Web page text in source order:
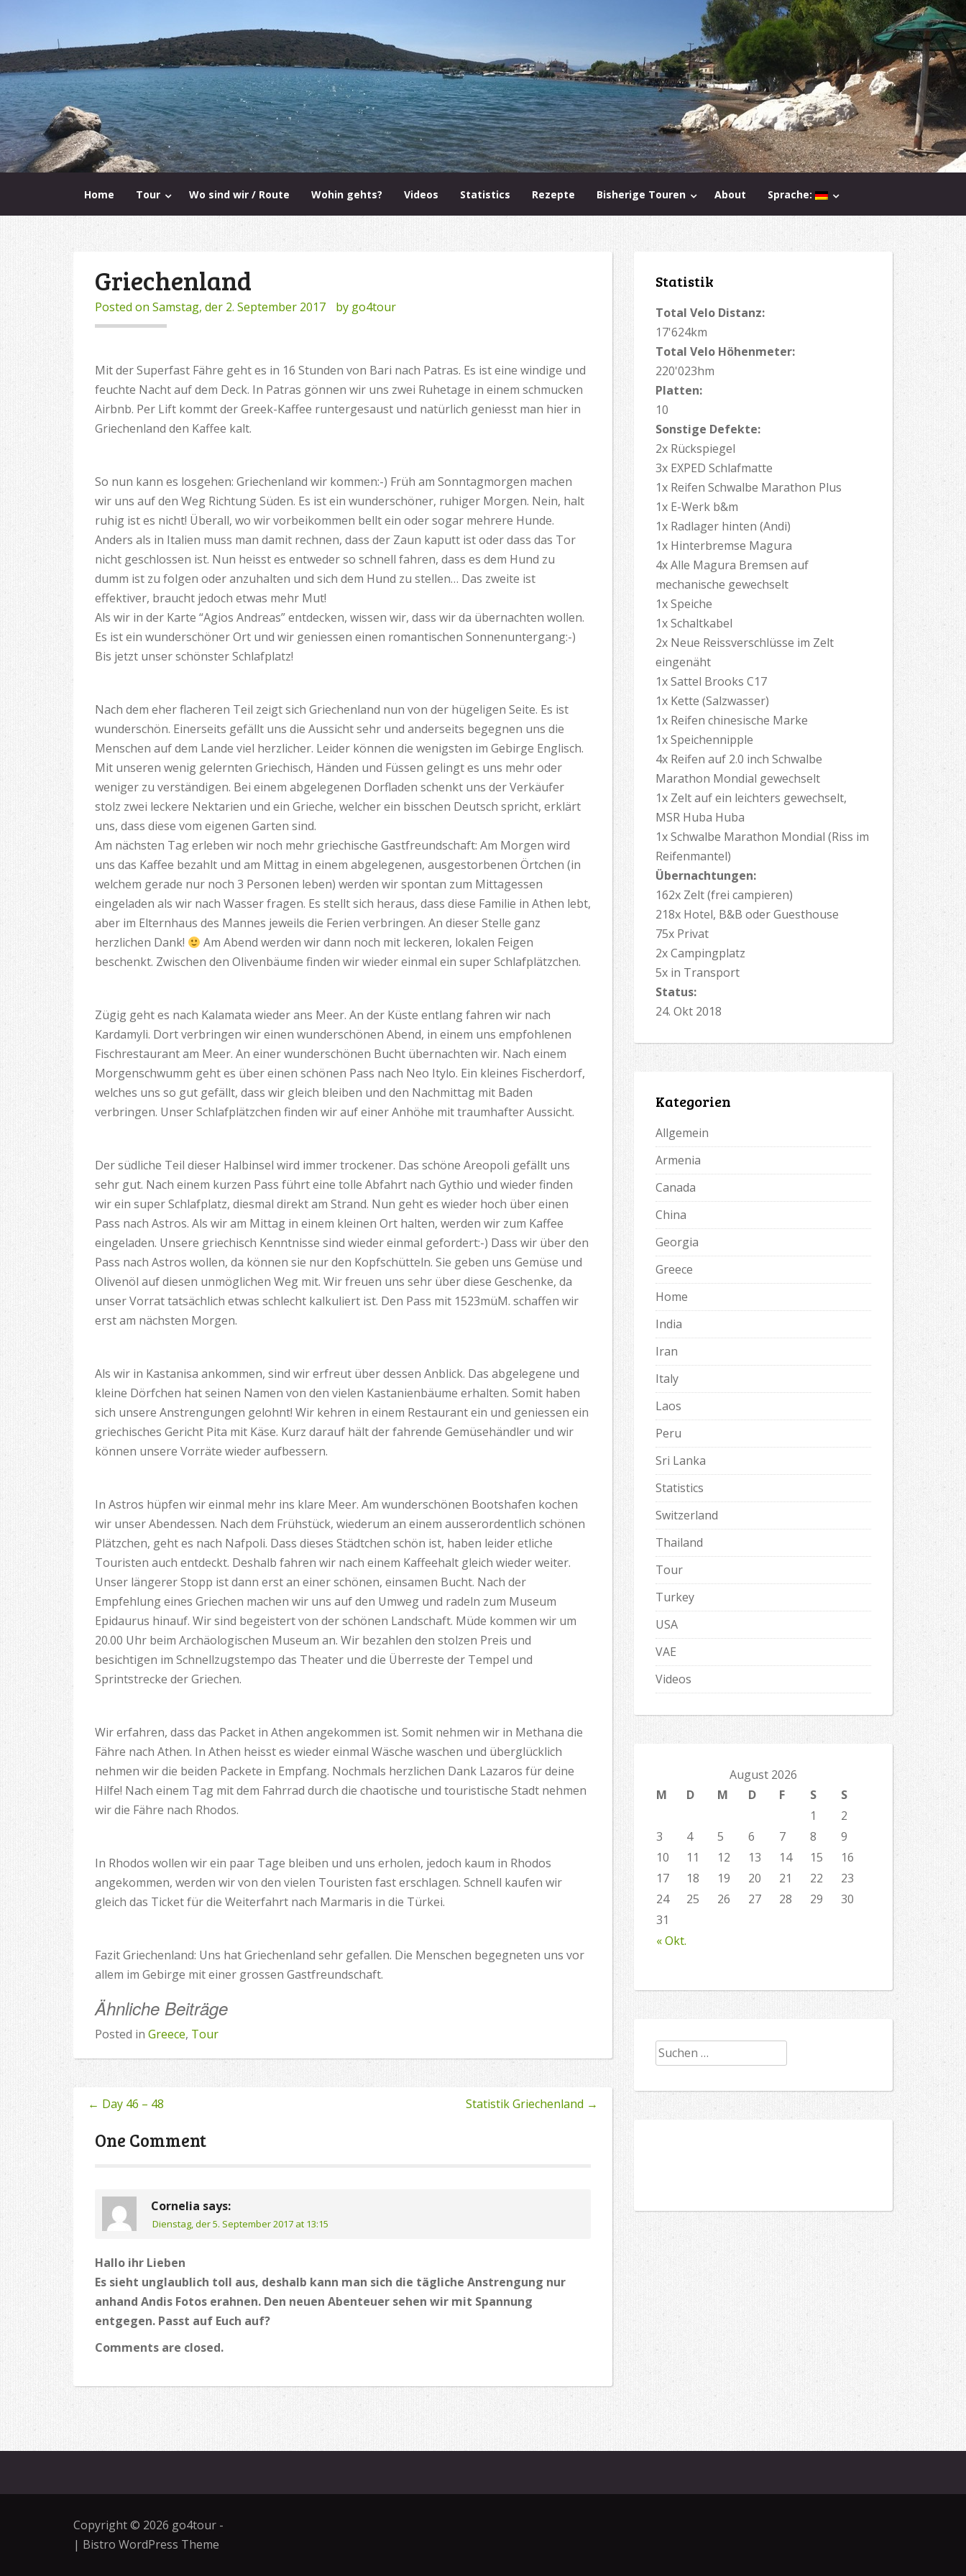
Home Tour Wo sind wir / Route Wohin gehts? Videos Statistics Rezepte Bisherige Touren About Sprache:
Griechenland
Posted on Samstag, der 2. September 2017 by go4tour
Mit der Superfast Fähre geht es in 16 Stunden von Bari nach Patras. Es ist eine windige und
feuchte Nacht auf dem Deck. In Patras gönnen wir uns zwei Ruhetage in einem schmucken
Airbnb. Per Lift kommt der Greek-Kaffee runtergesaust und natürlich geniesst man hier in
Griechenland den Kaffee kalt.
So nun kann es losgehen: Griechenland wir kommen:-) Früh am Sonntagmorgen machen
wir uns auf den Weg Richtung Süden. Es ist ein wunderschöner, ruhiger Morgen. Nein, halt
ruhig ist es nicht! Überall, wo wir vorbeikommen bellt ein oder sogar mehrere Hunde.
Anders als in Italien muss man damit rechnen, dass der Zaun kaputt ist oder dass das Tor
nicht geschlossen ist. Nun heisst es entweder so schnell fahren, dass es dem Hund zu
dumm ist zu folgen oder anzuhalten und sich dem Hund zu stellen… Das zweite ist
effektiver, braucht jedoch etwas mehr Mut!
Als wir in der Karte “Agios Andreas” entdecken, wissen wir, dass wir da übernachten wollen.
Es ist ein wunderschöner Ort und wir geniessen einen romantischen Sonnenuntergang:-)
Bis jetzt unser schönster Schlafplatz!
Nach dem eher flacheren Teil zeigt sich Griechenland nun von der hügeligen Seite. Es ist
wunderschön. Einerseits gefällt uns die Aussicht sehr und anderseits begegnen uns die
Menschen auf dem Lande viel herzlicher. Leider können die wenigsten im Gebirge Englisch.
Mit unseren wenig gelernten Griechisch, Händen und Füssen gelingt es uns mehr oder
weniger zu verständigen. Bei einem abgelegenen Dorfladen schenkt uns der Verkäufer
stolz zwei leckere Nektarien und ein Grieche, welcher ein bisschen Deutsch spricht, erklärt
uns, dass diese vom eigenen Garten sind.
Am nächsten Tag erleben wir noch mehr griechische Gastfreundschaft: Am Morgen wird
uns das Kaffee bezahlt und am Mittag in einem abgelegenen, ausgestorbenen Örtchen (in
welchem gerade nur noch 3 Personen leben) werden wir spontan zum Mittagessen
eingeladen als wir nach Wasser fragen. Es stellt sich heraus, dass diese Familie in Athen lebt,
aber im Elternhaus des Mannes jeweils die Ferien verbringen. An dieser Stelle ganz
herzlichen Dank!
Am Abend werden wir dann noch mit leckeren, lokalen Feigen
beschenkt. Zwischen den Olivenbäume finden wir wieder einmal ein super Schlafplätzchen.
Zügig geht es nach Kalamata wieder ans Meer. An der Küste entlang fahren wir nach
Kardamyli. Dort verbringen wir einen wunderschönen Abend, in einem uns empfohlenen
Fischrestaurant am Meer. An einer wunderschönen Bucht übernachten wir. Nach einem
Morgenschwumm geht es über einen schönen Pass nach Neo Itylo. Ein kleines Fischerdorf,
welches uns so gut gefällt, dass wir gleich bleiben und den Nachmittag mit Baden
verbringen. Unser Schlafplätzchen finden wir auf einer Anhöhe mit traumhafter Aussicht.
Der südliche Teil dieser Halbinsel wird immer trockener. Das schöne Areopoli gefällt uns
sehr gut. Nach einem kurzen Pass führt eine tolle Abfahrt nach Gythio und wieder finden
wir ein super Schlafplatz, diesmal direkt am Strand. Nun geht es wieder hoch über einen
Pass nach Astros. Als wir am Mittag in einem kleinen Ort halten, werden wir zum Kaffee
eingeladen. Unsere griechisch Kenntnisse sind wieder einmal gefordert:-) Dass wir über den
Pass nach Astros wollen, da können sie nur den Kopfschütteln. Sie geben uns Gemüse und
Olivenöl auf diesen unmöglichen Weg mit. Wir freuen uns sehr über diese Geschenke, da
unser Vorrat tatsächlich etwas schlecht kalkuliert ist. Den Pass mit 1523müM. schaffen wir
erst am nächsten Morgen.
Als wir in Kastanisa ankommen, sind wir erfreut über dessen Anblick. Das abgelegene und
kleine Dörfchen hat seinen Namen von den vielen Kastanienbäume erhalten. Somit haben
sich unsere Anstrengungen gelohnt! Wir kehren in einem Restaurant ein und geniessen ein
griechisches Gericht Pita mit Käse. Kurz darauf hält der fahrende Gemüsehändler und wir
können unsere Vorräte wieder aufbessern.
In Astros hüpfen wir einmal mehr ins klare Meer. Am wunderschönen Bootshafen kochen
wir unser Abendessen. Nach dem Frühstück, wiederum an einem ausserordentlich schönen
Plätzchen, geht es nach Nafpoli. Dass dieses Städtchen schön ist, haben leider etliche
Touristen auch entdeckt. Deshalb fahren wir nach einem Kaffeehalt gleich wieder weiter.
Unser längerer Stopp ist dann erst an einer schönen, einsamen Bucht. Nach der
Empfehlung eines Griechen machen wir uns auf den Umweg und radeln zum Museum
Epidaurus hinauf. Wir sind begeistert von der schönen Landschaft. Müde kommen wir um
20.00 Uhr beim Archäologischen Museum an. Wir bezahlen den stolzen Preis und
besichtigen im Schnellzugstempo das Theater und die Überreste der Tempel und
Sprintstrecke der Griechen.
Wir erfahren, dass das Packet in Athen angekommen ist. Somit nehmen wir in Methana die
Fähre nach Athen. In Athen heisst es wieder einmal Wäsche waschen und überglücklich
nehmen wir die beiden Packete in Empfang. Nochmals herzlichen Dank Lazaros für deine
Hilfe! Nach einem Tag mit dem Fahrrad durch die chaotische und touristische Stadt nehmen
wir die Fähre nach Rhodos.
In Rhodos wollen wir ein paar Tage bleiben und uns erholen, jedoch kaum in Rhodos
angekommen, werden wir von den vielen Touristen fast erschlagen. Schnell kaufen wir
gleich das Ticket für die Weiterfahrt nach Marmaris in die Türkei.
Fazit Griechenland: Uns hat Griechenland sehr gefallen. Die Menschen begegneten uns vor
allem im Gebirge mit einer grossen Gastfreundschaft.
Ähnliche Beiträge
Posted in Greece, Tour
Post
navigation
← Day 46 – 48 Statistik Griechenland →
One Comment
Cornelia says:
Dienstag, der 5. September 2017 at 13:15
Hallo ihr Lieben
Es sieht unglaublich toll aus, deshalb kann man sich die tägliche Anstrengung nur
anhand Andis Fotos erahnen. Den neuen Abenteuer sehen wir mit Spannung
entgegen. Passt auf Euch auf?
Comments are closed.
Statistik
Total Velo Distanz:
17'624km
Total Velo Höhenmeter:
220'023hm
Platten:
10
Sonstige Defekte:
2x Rückspiegel
3x EXPED Schlafmatte
1x Reifen Schwalbe Marathon Plus
1x E-Werk b&m
1x Radlager hinten (Andi)
1x Hinterbremse Magura
4x Alle Magura Bremsen auf
mechanische gewechselt
1x Speiche
1x Schaltkabel
2x Neue Reissverschlüsse im Zelt
eingenäht
1x Sattel Brooks C17
1x Kette (Salzwasser)
1x Reifen chinesische Marke
1x Speichennipple
4x Reifen auf 2.0 inch Schwalbe
Marathon Mondial gewechselt
1x Zelt auf ein leichters gewechselt,
MSR Huba Huba
1x Schwalbe Marathon Mondial (Riss im
Reifenmantel)
Übernachtungen:
162x Zelt (frei campieren)
218x Hotel, B&B oder Guesthouse
75x Privat
2x Campingplatz
5x in Transport
Status:
24. Okt 2018
Kategorien
Allgemein
Armenia
Canada
China
Georgia
Greece
Home
India
Iran
Italy
Laos
Peru
Sri Lanka
Statistics
Switzerland
Thailand
Tour
Turkey
USA
VAE
Videos
August 2026
M
D M D F S S
« Okt.
1
2
3
4 5 6 7 8
9
10
11 12 13 14 15
16
17
18 19 20 21 22
23
24
25 26 27 28 29
30
31
Suchen
nach:
Copyright © 2026 go4tour -
| Bistro WordPress Theme